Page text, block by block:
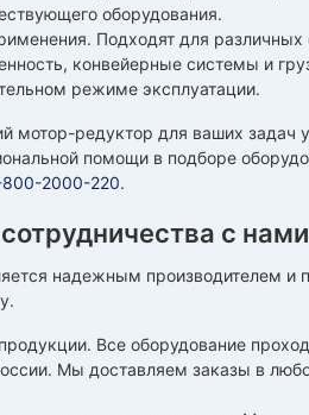
оборудования.
Подходят для
конвейерные системы и
режиме эксплуатации.
мотор-редуктор для ваших
помощи в подборе
2000-220.
с нами
надежным производителем и
Все оборудование
Мы доставляем заказы в